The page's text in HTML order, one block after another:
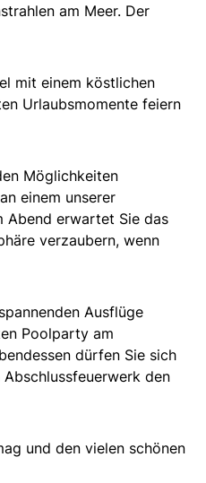
am Meer. Der
mit einem köstlichen
Urlaubsmomente feiern
Möglichkeiten
einem unserer
Abend erwartet Sie das
verzaubern, wenn
Ausflüge
Poolparty am
dürfen Sie sich
den
und den vielen schönen